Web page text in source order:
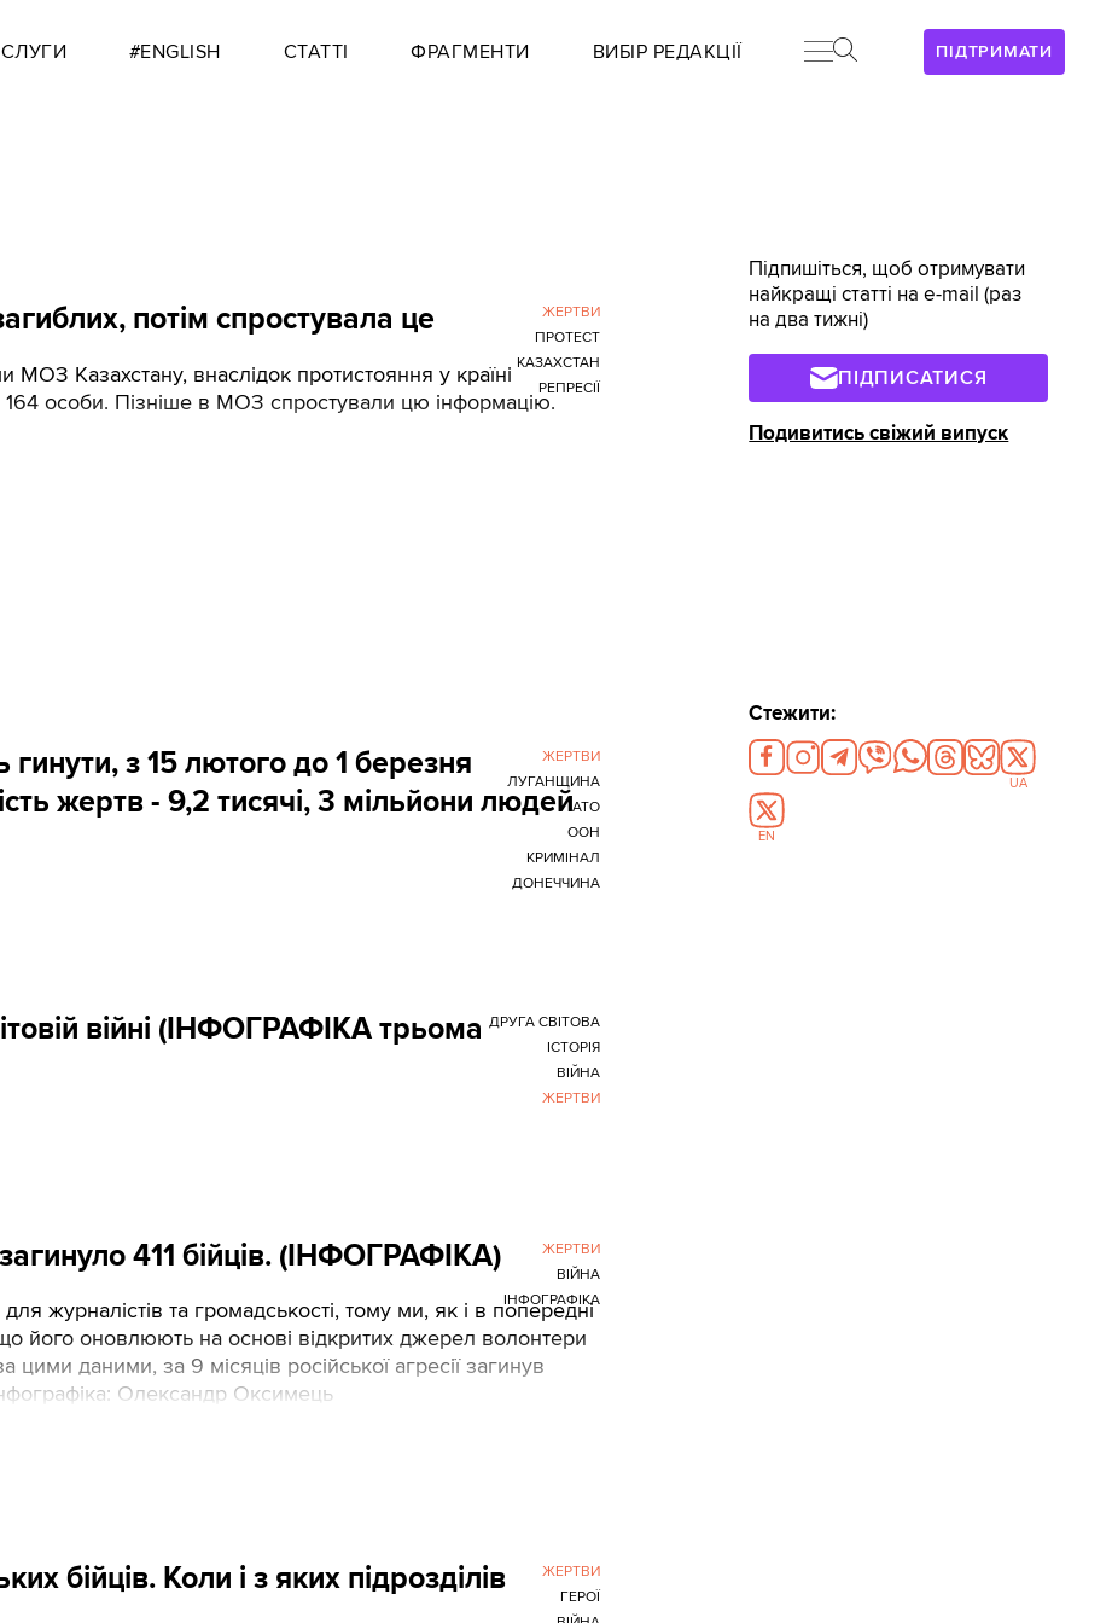
ПІДТРИМАТИ
#ENGLISH СТАТТІ ФРАГМЕНТИ ВИБІР РЕДАКЦІЇ
потім спростувала це
МОЗ Казахстану, внаслідок протистояння у країні
164 особи. Пізніше в МОЗ спростували цю інформацію.
ЖЕРТВИ
ПРОТЕСТ
КАЗАХСТАН
РЕПРЕСІЇ
з 15 лютого до 1 березня
жертв - 9,2 тисячі, 3 мільйони людей
ЖЕРТВИ
ЛУГАНЩИНА
АТО
ООН
КРИМІНАЛ
ДОНЕЧЧИНА
Підпишіться, щоб отримувати
найкращі статті на e-mail (раз
на два тижні)
ПІДПИСАТИСЯ
Подивитись свіжий випуск
війні (ІНФОГРАФІКА трьома ДРУГА СВІТОВА
ІСТОРІЯ
ВІЙНА
ЖЕРТВИ
411 бійців. (ІНФОГРАФІКА)
журналістів та громадськості, тому ми, як і в попередні
його оновлюють на основі відкритих джерел волонтери
цими даними, за 9 місяців російської агресії загинув
Олександр Оксимець
ЖЕРТВИ
ВІЙНА
ІНФОГРАФІКА
Стежити:
UA
EN
бійців. Коли і з яких підрозділів
ЖЕРТВИ
ГЕРОЇ